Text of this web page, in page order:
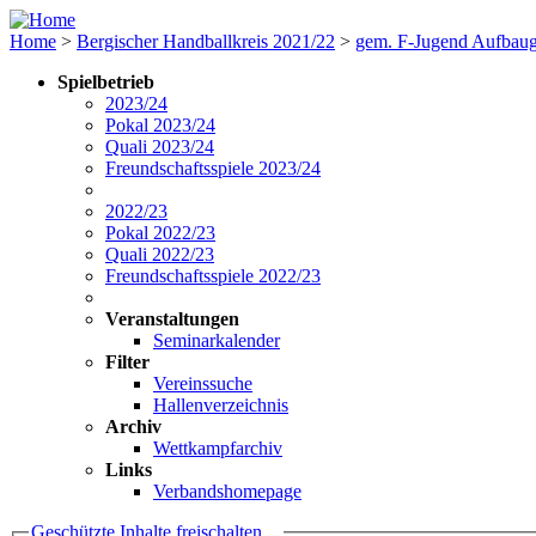
Home > Bergischer Handballkreis 2021/22 > gem. F-Jugend
Spielbetrieb
2023/24
Pokal 2023/24
Quali 2023/24
Freundschaftsspiele 2023/24
2022/23
Pokal 2022/23
Quali 2022/23
Freundschaftsspiele 2022/23
Veranstaltungen
Seminarkalender
Filter
Vereinssuche
Hallenverzeichnis
Archiv
Wettkampfarchiv
Links
Verbandshomepage
Geschützte Inhalte freischalten ...